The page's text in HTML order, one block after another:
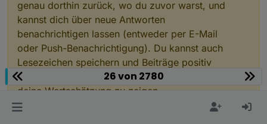
genau dorthin zurück, wo du zuvor warst, und
kannst dich über neue Antworten
benachrichtigen lassen (entweder per E-Mail
oder Push-Benachrichtigung). Du kannst auch
Lesezeichen speichern und Beiträge positiv
bewerten, um anderen Community-Mitgliedern
deine Wertschätzung zu zeigen.
Mit deinem Input könnte dieser Beitrag noch
26 von 2780